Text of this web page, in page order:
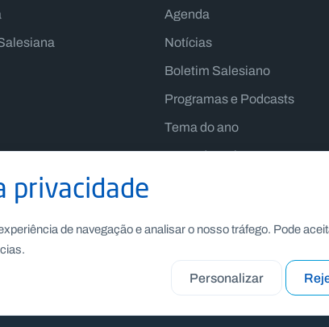
Agenda
Notícias
Boletim Salesiano
Programas e Podcasts
Tema do ano
Lema do Reitor-Mor
privacidade
de navegação e analisar o nosso tráfego. Pode
Personalizar